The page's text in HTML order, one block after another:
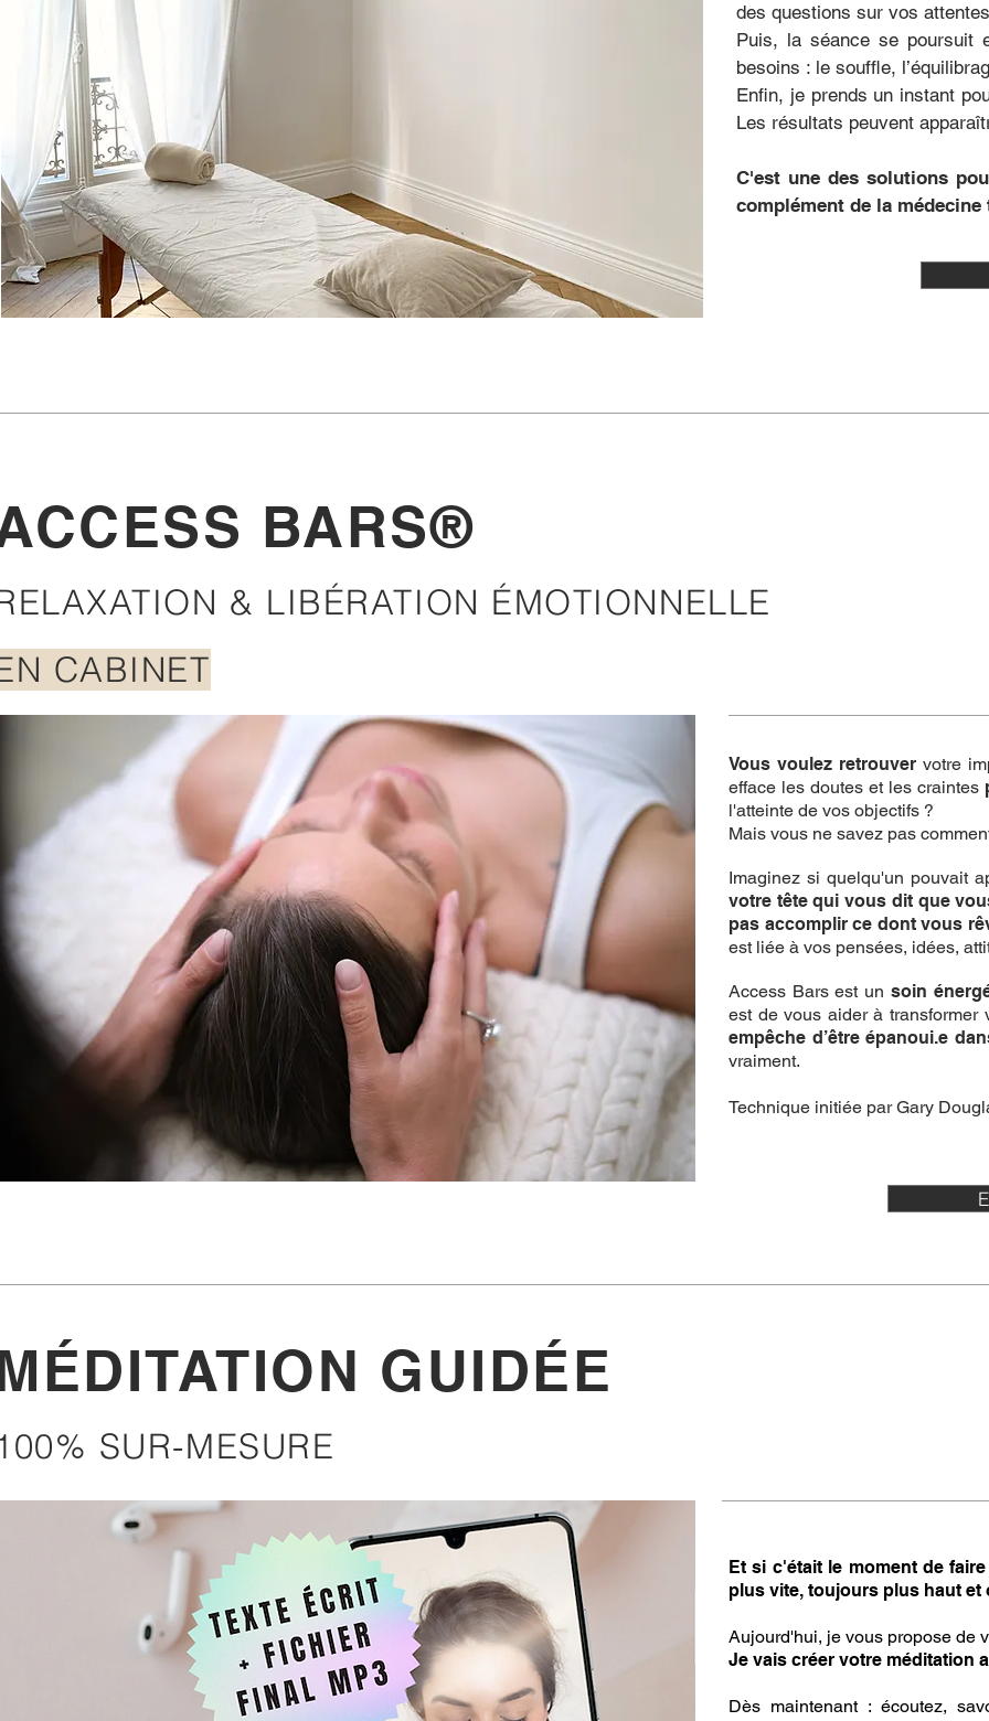
des questions sur vos
Puis, la séance se poursuit
besoins : le souffle,
Enfin, je prends un instant
Les résultats peuvent
C'est une des solutions
complément de la
BARS®
& LIBÉRATION ÉMOTIONNELLE
CABINET
Vous voulez retrouver votre
efface les doutes et les craintes
l'atteinte de vos objectifs ?
Mais vous ne savez pas
Imaginez si quelqu'un pouvait
votre tête qui vous dit que
pas accomplir ce dont vous
est liée à vos pensées, idées,
Access Bars est un soin
est de vous aider à transformer
empêche d’être épanoui.e
vraiment.
Technique initiée par Gary
GUIDÉE
SUR-MESURE
Et si c'était le moment de
plus vite, toujours plus haut
Aujourd'hui, je vous propose de
Je vais créer votre méditation
Dès maintenant : écoutez,